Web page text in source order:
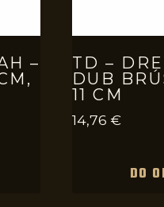
–
TD –
DUB
11 CM
14,76 €
DO